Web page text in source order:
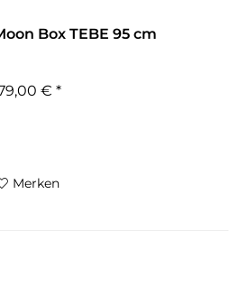
Box TEBE 95 cm
€ *
Merken